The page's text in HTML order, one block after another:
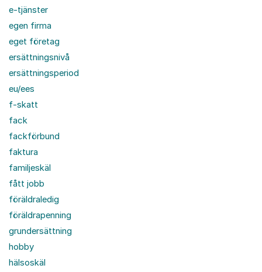
e-tjänster
egen firma
eget företag
ersättningsnivå
ersättningsperiod
eu/ees
f-skatt
fack
fackförbund
faktura
familjeskäl
fått jobb
föräldraledig
föräldrapenning
grundersättning
hobby
hälsoskäl